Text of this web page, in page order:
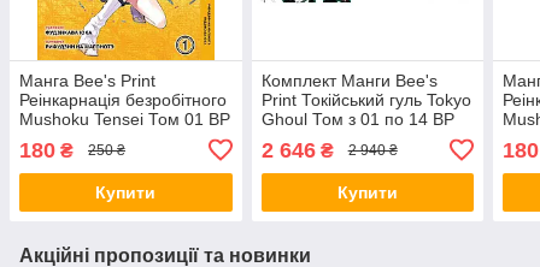
Манга Bee's Print
Реінкарнація безробітного
Mushoku Tensei Том 01 ВР
180 ₴ 250 ₴
Купити
Комплект Манги Bee's
Print Токійський гуль Tokyo
Ghoul Том з 01 по 14 BP
2 646₴ 2 940 ₴
Купити
180
Акційні пропозиції та новинки